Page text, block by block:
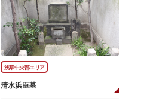
浅草中央部エリア
清水浜臣墓